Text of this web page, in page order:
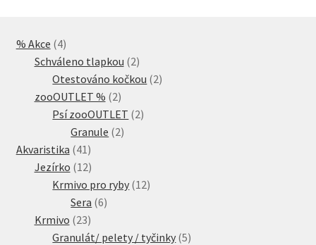
% Akce 44
produkty
Schváleno tlapkou 22
produkty
Otestováno kočkou 22
zooOUTLET % 22
produkty
Psí zooOUTLET 22
Granule 22
Akvaristika 41 41
produktů
Jezírko 1212
produktů
Krmivo pro ryby 1212
Sera 66
Krmivo 2323
produktů
Granulát/ pelety / tyčinky 55